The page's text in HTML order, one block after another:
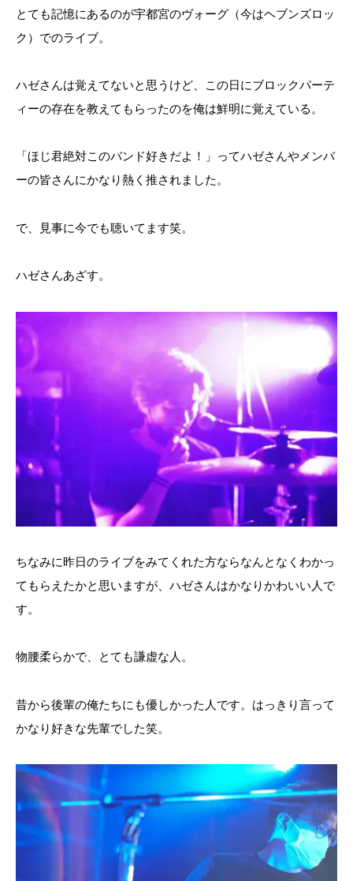
とても記憶にあるのが宇都宮のヴォーグ（今はヘブンズロッ
ク）でのライブ。
ハゼさんは覚えてないと思うけど、この日にブロックパーテ
ィーの存在を教えてもらったのを俺は鮮明に覚えている。
「ほじ君絶対このバンド好きだよ！」ってハゼさんやメンバ
ーの皆さんにかなり熱く推されました。
で、見事に今でも聴いてます笑。
ハゼさんあざす。
ちなみに昨日のライブをみてくれた方ならなんとなくわかっ
てもらえたかと思いますが、ハゼさんはかなりかわいい人で
す。
物腰柔らかで、とても謙虚な人。
昔から後輩の俺たちにも優しかった人です。はっきり言って
かなり好きな先輩でした笑。